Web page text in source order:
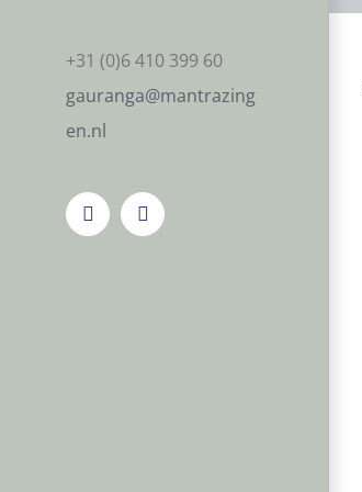
+31 (0)6 410 399 60
gauranga@mantrazing
en.nl
FacebookInstagram